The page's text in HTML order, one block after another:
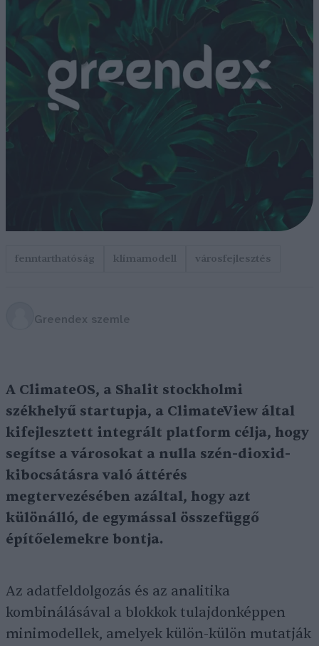
fenntarthatóság klímamodell városfejlesztés
Greendex szemle
A ClimateOS, a Shalit stockholmi
székhelyű startupja, a ClimateView által
kifejlesztett integrált platform célja, hogy
segítse a városokat a nulla szén-dioxid-
kibocsátásra való áttérés
megtervezésében azáltal, hogy azt
különálló, de egymással összefüggő
építőelemekre bontja.
Az adatfeldolgozás és az analitika
kombinálásával a blokkok tulajdonképpen
minimodellek, amelyek külön-külön mutatják